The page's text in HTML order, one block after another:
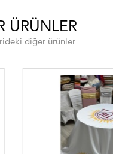
ÜRÜNLER
diğer ürünler